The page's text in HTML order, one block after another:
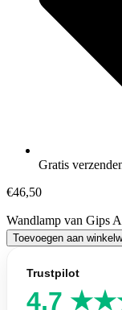
Gratis
€46,50
Wandlamp van Gips
Toevoegen aan
Trustpilot
4,7